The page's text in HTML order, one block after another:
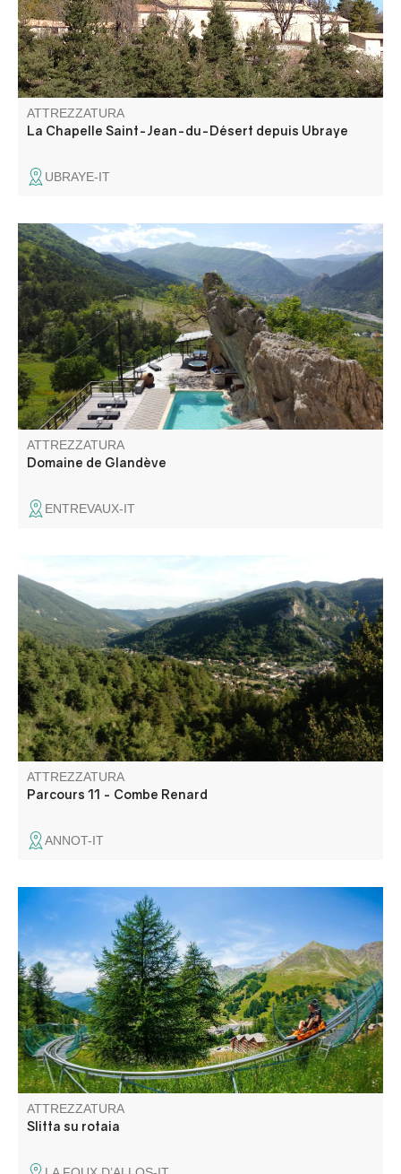
ATTREZZATURA
La Chapelle Saint-Jean-du-Désert depuis Ubraye
UBRAYE-IT
Il Domaine de Glandève, antica residenza estiva dei
vescovi di Glandève, è un'affascinante isola di montagna
che vi accoglie in un ambiente autentico e incontaminato
a soli 60 chilometri a nord di Nizza, a Entrevaux.
ATTREZZATURA
Domaine de Glandève
ENTREVAUX-IT
Ombragé sur la première moitié du parcours, le sentier
offre, à travers quelques trouées, une belle vue sur toute
la vallée de la Vaïre. Il rejoint ensuite une piste forestière
et redescend vers le village par la route forestière.
ATTREZZATURA
Parcours 11 - Combe Renard
ANNOT-IT
Una pista di slitta su rotaia (inverno-estate) ti aspetta ... ai
piedi del Col d'Allos.
ATTREZZATURA
Slitta su rotaia